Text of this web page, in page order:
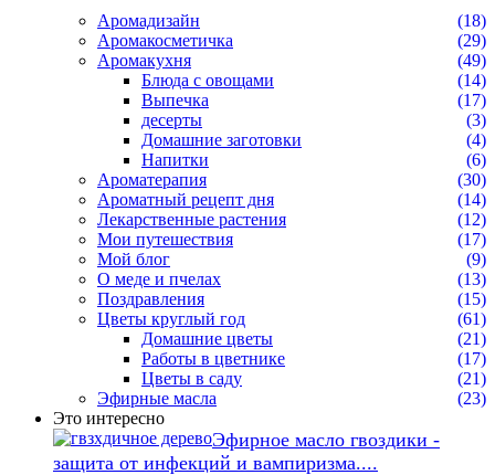
Аромадизайн
(18)
Аромакосметичка
(29)
Аромакухня
(49)
Блюда с овощами
(14)
Выпечка
(17)
десерты
(3)
Домашние заготовки
(4)
Напитки
(6)
Ароматерапия
(30)
Ароматный рецепт дня
(14)
Лекарственные растения
(12)
Мои путешествия
(17)
Мой блог
(9)
О меде и пчелах
(13)
Поздравления
(15)
Цветы круглый год
(61)
Домашние цветы
(21)
Работы в цветнике
(17)
Цветы в саду
(21)
Эфирные масла
(23)
Это интересно
Эфирное масло гвоздики -
защита от инфекций и вампиризма....